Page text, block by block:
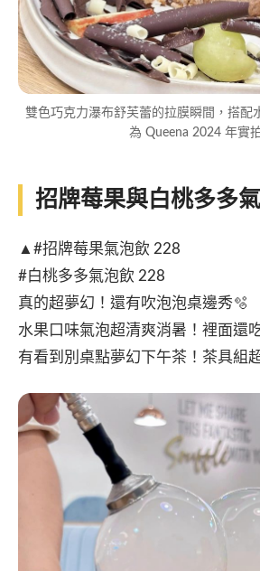
雙色巧克力瀑布舒芙蕾的拉膜瞬間，搭配
為 Queena 2024 年實
招牌莓果與白桃多多
▲#招牌莓果氣泡飲 228
#白桃多多氣泡飲 228
真的超夢幻！還有吹泡泡桌邊秀🫧
水果口味氣泡超清爽消暑！裡面還
有看到別桌點夢幻下午茶！茶具組